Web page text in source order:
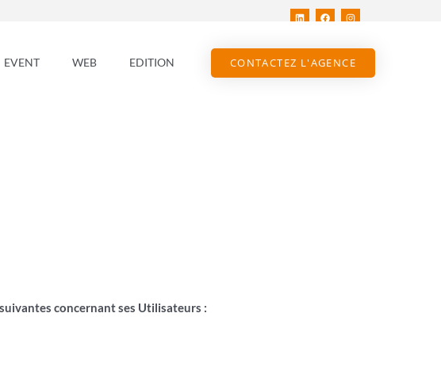
EVENT WEB EDITION CONTACTEZ L'AGENCE
concernant ses Utilisateurs :